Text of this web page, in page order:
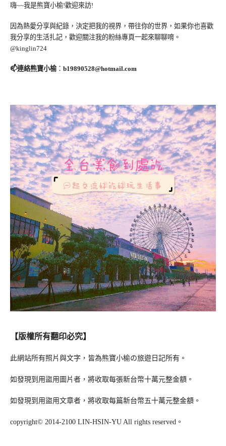
嗨~~我是熊寶小榆!歡迎來訪!
因為熱愛分享與紀錄，決定把我的視界，帶往你的世界，如果你也喜歡
我分享的生活扎記，歡迎關注我的粉絲專頁一起來聊聊唷。
@kinglin724
📫連絡熊寶小榆： b19890528@hotmail.com
【版權所有翻印必究】
此網站所有照片與文字，皆為熊寶小榆の旅遊日記所有。
如發現到用盜用圖片者，將收取每張新台幣十萬元整金額。
如發現到用盜用文章者，將收取每篇新台幣五十萬元整金額。
copyright© 2014-2100 LIN-HSIN-YU All rights reserved。